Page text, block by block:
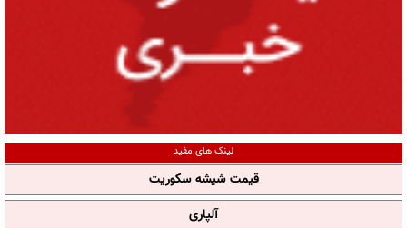
لینک های مفید
قیمت شیشه سکوریت
آلپاری